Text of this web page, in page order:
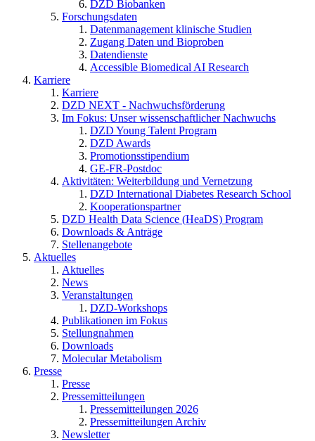
DZD Biobanken
Forschungsdaten
Datenmanagement klinische Studien
Zugang Daten und Bioproben
Datendienste
Accessible Biomedical AI Research
Karriere
Karriere
DZD NEXT - Nachwuchsförderung
Im Fokus: Unser wissenschaftlicher Nachwuchs
DZD Young Talent Program
DZD Awards
Promotionsstipendium
GE-FR-Postdoc
Aktivitäten: Weiterbildung und Vernetzung
DZD International Diabetes Research School
Kooperationspartner
DZD Health Data Science (HeaDS) Program
Downloads & Anträge
Stellenangebote
Aktuelles
Aktuelles
News
Veranstaltungen
DZD-Workshops
Publikationen im Fokus
Stellungnahmen
Downloads
Molecular Metabolism
Presse
Presse
Pressemitteilungen
Pressemitteilungen 2026
Pressemitteilungen Archiv
Newsletter